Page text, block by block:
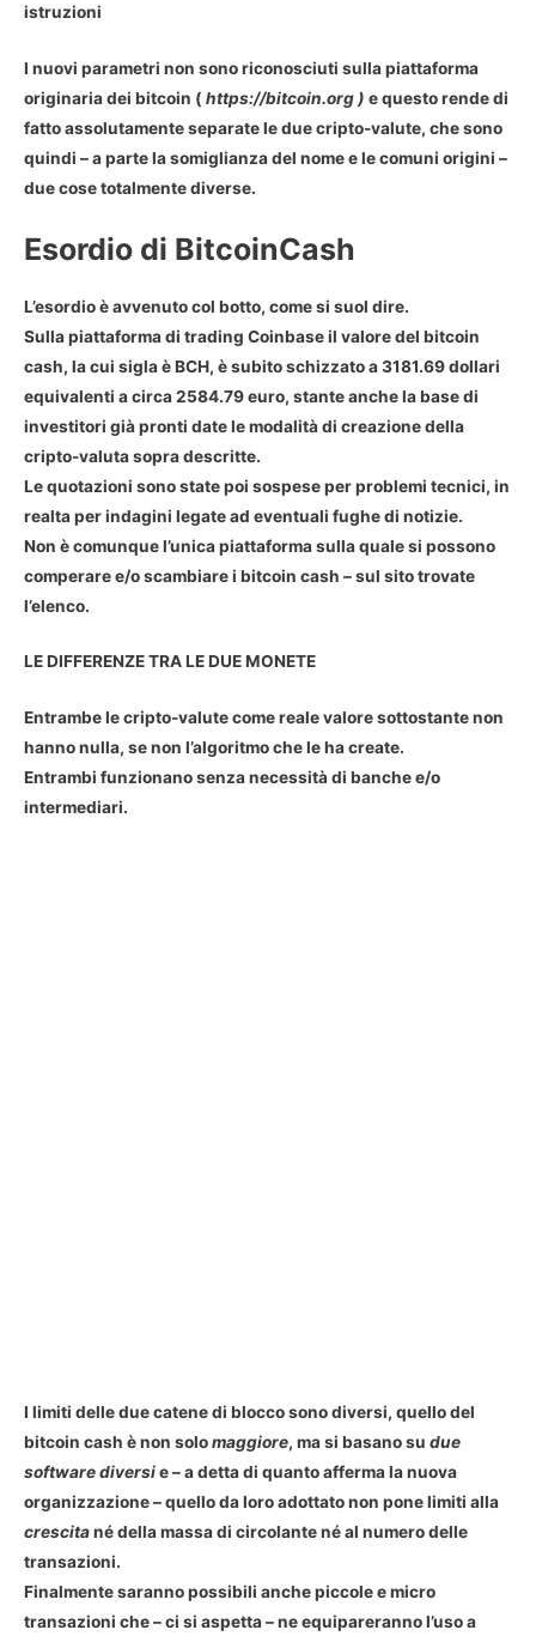
istruzioni
I nuovi parametri non sono riconosciuti sulla piattaforma
originaria dei bitcoin ( https://bitcoin.org ) e questo rende di
fatto assolutamente separate le due cripto-valute, che sono
quindi – a parte la somiglianza del nome e le comuni origini –
due cose totalmente diverse.
Esordio di BitcoinCash
L’esordio è avvenuto col botto, come si suol dire.
Sulla piattaforma di trading Coinbase il valore del bitcoin
cash, la cui sigla èBCH, è subito schizzato a 3181.69 dollari
equivalenti a circa 2584.79 euro, stante anche la base di
investitori già pronti date le modalità di creazione della
cripto-valuta sopra descritte.
Le quotazioni sono state poi sospese per problemi tecnici, in
realta per indagini legate ad eventuali fughe di notizie.
Non è comunque l’unica piattaforma sulla quale si possono
comperare e/o scambiare i bitcoin cash – sul sito trovate
l’elenco.
LE DIFFERENZE TRA LE DUE MONETE
Entrambe le cripto-valute come reale valore sottostante non
hanno nulla, se non l’algoritmo che le ha create.
Entrambi funzionano senza necessità di banche e/o
intermediari.
I limiti delle due catene di blocco sono diversi, quello del
bitcoin cash è non solomaggiore, ma si basano su due
software diversie – a detta di quanto afferma la nuova
organizzazione – quello da loro adottato non pone limiti alla
crescitané dellamassa di circolantené al numero delle
transazioni.
Finalmente saranno possibili anchepiccole e micro
transazioni che – ci si aspetta – ne equipareranno l’uso a